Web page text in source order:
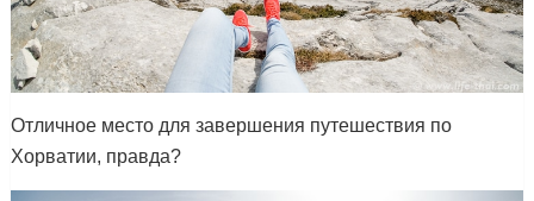
Отличное место для завершения путешествия по
Хорватии, правда?